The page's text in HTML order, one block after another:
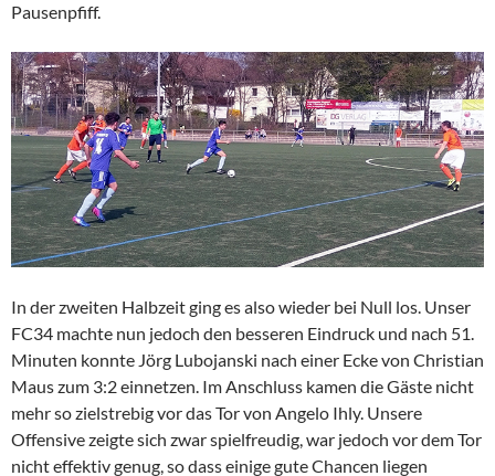
Pausenpfiff.
In der zweiten Halbzeit ging es also wieder bei Null los. Unser
FC34 machte nun jedoch den besseren Eindruck und nach 51.
Minuten konnte Jörg Lubojanski nach einer Ecke von Christian
Maus zum 3:2 einnetzen. Im Anschluss kamen die Gäste nicht
mehr so zielstrebig vor das Tor von Angelo Ihly. Unsere
Offensive zeigte sich zwar spielfreudig, war jedoch vor dem Tor
nicht effektiv genug, so dass einige gute Chancen liegen